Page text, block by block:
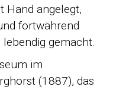
Hand angelegt,
fortwährend
gemacht.
im
(1887), das